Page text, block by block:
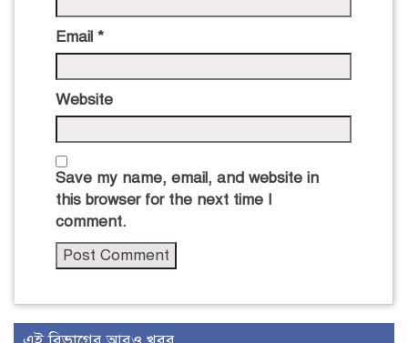
Email *
Website
Save my name, email, and website in
this browser for the next time I
comment.